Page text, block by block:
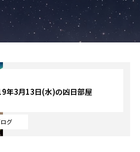
グ
年3月13日(水)の凶日部屋